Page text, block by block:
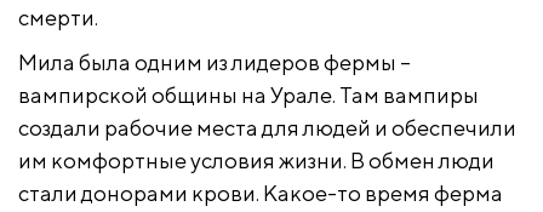
смерти.
Мила была одним из лидеров фермы –
вампирской общины на Урале. Там вампиры
создали рабочие места для людей и обеспечили
им комфортные условия жизни. В обмен люди
стали донорами крови. Какое-то время ферма